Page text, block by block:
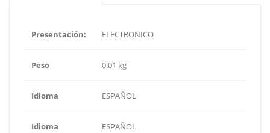
Presentación: ELECTRONICO
Peso 0.01 kg
Idioma ESPAÑOL
Idioma
ESPAÑOL